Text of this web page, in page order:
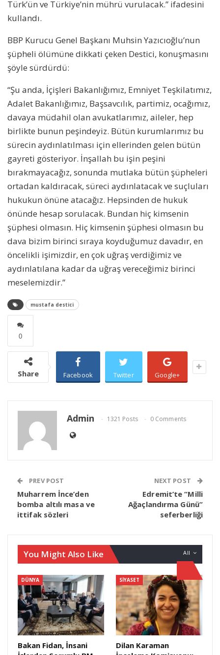
Türk’ün ve Türkiye’nin mührü vurulacak.” ifadesini
kullandı.
BBP Kurucu Genel Başkanı Muhsin Yazıcıoğlu’nun
şüpheli ölümüne dikkati çeken Destici, konuşmasını
şöyle sürdürdü:
“Şu anda, İçişleri Bakanlığımız, Emniyet Teşkilatımız,
Adalet Bakanlığımız, Başsavcılık, partimiz, ocağımız,
davaya müdahil olan avukatlarımız, aileler, hep
birlikte bunun peşindeyiz. Bütün kurumlarımız bu
sürecin aydınlatılması için ellerinden gelen bütün
gayreti gösteriyor. İnşallah bu işin peşini
bırakmayacağız, sonunda mutlaka bütün şüpheleri
ortadan kaldıracak, süreci aydınlatacak ve suçluları
hukukun önüne atacağız. Hepsinden de hukuk
önünde hesap sorulacak. Bundan hiç kimsenin
şüphesi olmasın. Hiç kimsenin şüphesi olmasın bu
dava bizim birinci sıraya koyduğumuz davadır, en
öncelikli işimizdir, en çok uğraş verdiğimiz ve
aydınlatılana kadar da uğraş vereceğimiz birinci
meselemizdir.”
mustafa destici
0
Share Facebook Twitter Google+
Admin 1321 Posts 0 Comments
PREV POST
Muharrem İnce’den
bomba altılı masa ve
ittifak sözleri
NEXT POST
Edremit’te “Milli
Ağaçlandırma Günü”
seferberliği
All
You Might Also Like
DÜNYA
Bakan Fidan, İnsani
SIYASET
Dilan Karaman